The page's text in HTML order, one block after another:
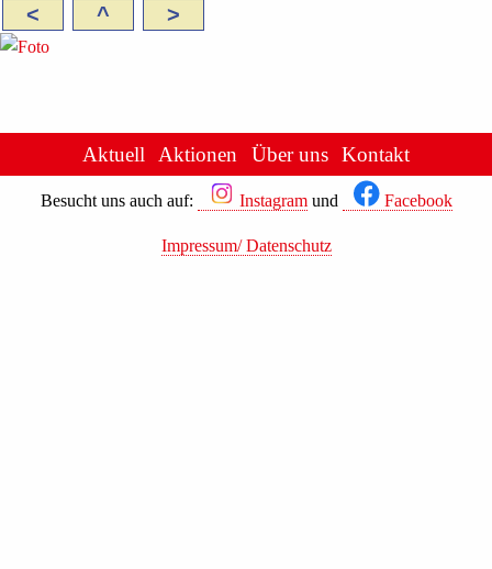
< ^ >
Aktuell Aktionen Über uns Kontakt
Besucht uns auch auf: Instagramund Facebook
Impressum/ Datenschutz